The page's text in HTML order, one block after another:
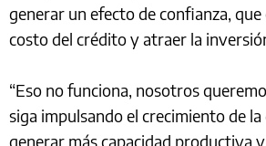
generar un efecto de confianza, que
costo del crédito y atraer la
“Eso no funciona, nosotros
siga impulsando el crecimiento de
generar más capacidad productiva